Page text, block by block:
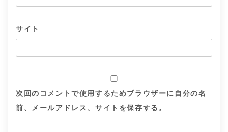
サイト
次回のコメントで使用するためブラウザーに自分の名
前、メールアドレス、サイトを保存する。